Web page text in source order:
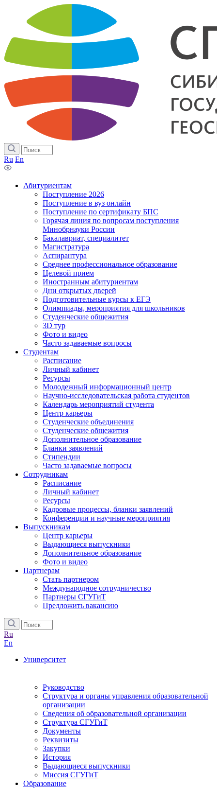
Ru En
Абитуриентам
Поступление 2026
Поступление в вуз онлайн
Поступление по сертификату БПС
Горячая линия по вопросам поступления
Минобрнауки России
Бакалавриат, специалитет
Магистратура
Аспирантура
Среднее профессиональное образование
Целевой прием
Иностранным абитуриентам
Дни открытых дверей
Подготовительные курсы к ЕГЭ
Олимпиады, мероприятия для школьников
Студенческие общежития
3D тур
Фото и видео
Часто задаваемые вопросы
Студентам
Расписание
Личный кабинет
Ресурсы
Молодежный информационный центр
Научно-исследовательская работа студентов
Календарь мероприятий студента
Центр карьеры
Студенческие объединения
Студенческие общежития
Дополнительное образование
Бланки заявлений
Стипендии
Часто задаваемые вопросы
Сотрудникам
Расписание
Личный кабинет
Ресурсы
Кадровые процессы, бланки заявлений
Конференции и научные мероприятия
Выпускникам
Центр карьеры
Выдающиеся выпускники
Дополнительное образование
Фото и видео
Партнерам
Стать партнером
Международное сотрудничество
Партнеры СГУГиТ
Предложить вакансию
Ru
En
Университет
Руководство
Структура и органы управления образовательной
организации
Сведения об образовательной организации
Структура СГУГиТ
Документы
Реквизиты
Закупки
История
Выдающиеся выпускники
Миссия СГУГиТ
Образование